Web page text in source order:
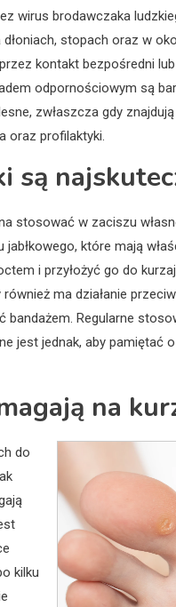
wirus brodawczaka
stopach oraz w
kontakt bezpośredni
odpornościowym są
zwłaszcza gdy
oraz profilaktyki.
są
stosować w zaciszu
które mają
i przyłożyć go do
ma działanie
bandażem. Regularne
jest jednak, aby pamiętać
na
do
kilku